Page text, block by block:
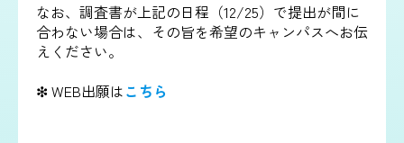
なお、調査書が上記の日程（12/25）で提出が間に
合わない場合は、その旨を希望のキャンパスへお伝
えください。
❇︎ WEB出願はこちら